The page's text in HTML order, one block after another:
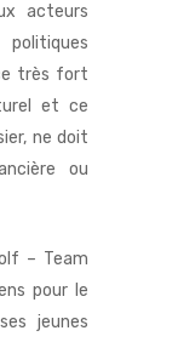
acteurs
très fort
et ce
ne doit
ou
– Team
pour le
jeunes